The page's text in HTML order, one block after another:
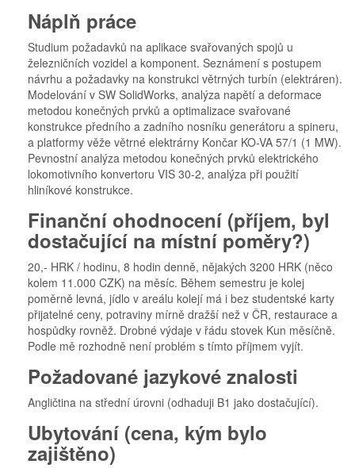
Náplň práce
Studium požadavků na aplikace svařovaných spojů u
železničních vozidel a komponent. Seznámení s postupem
návrhu a požadavky na konstrukci větrných turbín (elektráren).
Modelování v SW SolidWorks, analýza napětí a deformace
metodou konečných prvků a optimalizace svařované
konstrukce předního a zadního nosníku generátoru a spineru,
a platformy věže větrné elektrárny Končar KO-VA 57/1 (1 MW).
Pevnostní analýza metodou konečných prvků elektrického
lokomotivního konvertoru VIS 30-2, analýza při použití
hliníkové konstrukce.
Finanční ohodnocení (příjem, byl
dostačující na místní poměry?)
20,- HRK / hodinu, 8 hodin denně, nějakých 3200 HRK (něco
kolem 11.000 CZK) na měsíc. Během semestru je kolej
poměrně levná, jídlo v areálu kolejí má i bez studentské karty
přijatelné ceny, potraviny mírně dražší než v ČR, restaurace a
hospůdky rovněž. Drobné výdaje v řádu stovek Kun měsíčně.
Podle mě rozhodně není problém s tímto příjmem vyjít.
Požadované jazykové znalosti
Angličtina na střední úrovni (odhaduji B1 jako dostačující).
Ubytování (cena, kým bylo
zajištěno)